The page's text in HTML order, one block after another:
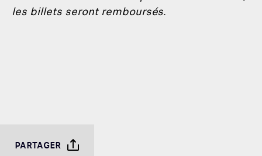
les billets seront remboursés.
PARTAGER